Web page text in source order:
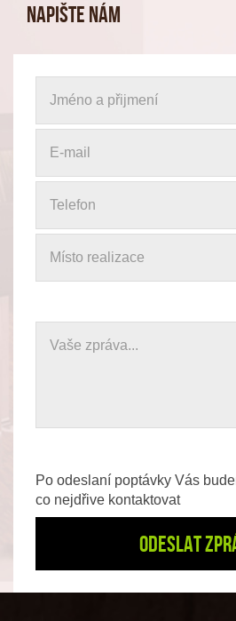
Napište nám
Po odeslaní poptávky Vás
co nejdřive kontaktovat